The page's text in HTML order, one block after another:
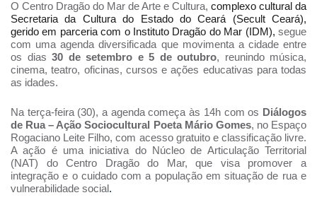
O Centro Dragão do Mar de Arte e Cultura, complexo cultural da
Secretaria da Cultura do Estado do Ceará (Secult Ceará),
gerido em parceria com o Instituto Dragão do Mar (IDM), segue
com uma agenda diversificada que movimenta a cidade entre
os dias 30 de setembro e 5 de outubro, reunindo música,
cinema, teatro, oficinas, cursos e ações educativas para todas
as idades.
Na terça-feira (30), a agenda começa às 14h com os Diálogos
de Rua – Ação Sociocultural Poeta Mário Gomes, no Espaço
Rogaciano Leite Filho, com acesso gratuito e classificação livre.
A ação é uma iniciativa do Núcleo de Articulação Territorial
(NAT) do Centro Dragão do Mar, que visa promover a
integração e o cuidado com a população em situação de rua e
vulnerabilidade social.